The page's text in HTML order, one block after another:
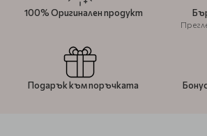
100% Оригинален продукт
Подарък към поръчката